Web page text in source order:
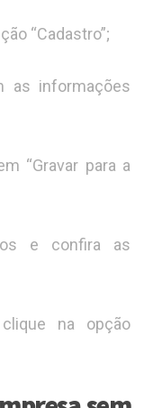
“Cadastro”;
as informações
“Gravar para a
e confira as
na opção